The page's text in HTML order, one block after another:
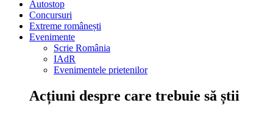
Autostop
Concursuri
Extreme românești
Evenimente
Scrie România
IAdR
Evenimentele prietenilor
Acțiuni despre care trebuie să știi